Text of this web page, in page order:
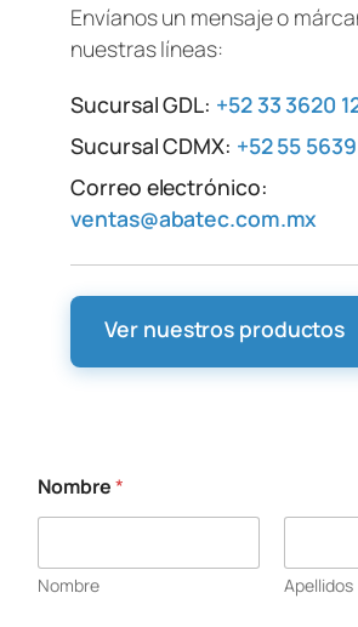
Envíanos un mensaje o
nuestras líneas:
Sucursal GDL: +52 33 3620
Sucursal CDMX: +52 55
Correo electrónico:
ventas@abatec.com.mx
Ver nuestros productos
Nombre*
Nombre Apellidos